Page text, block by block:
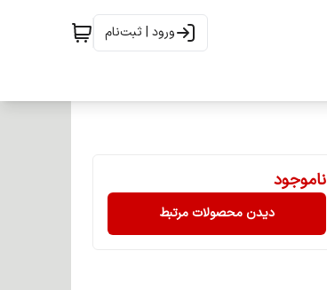
ورود | ثبت‌نام
ناموجود
دیدن محصولات مرتبط